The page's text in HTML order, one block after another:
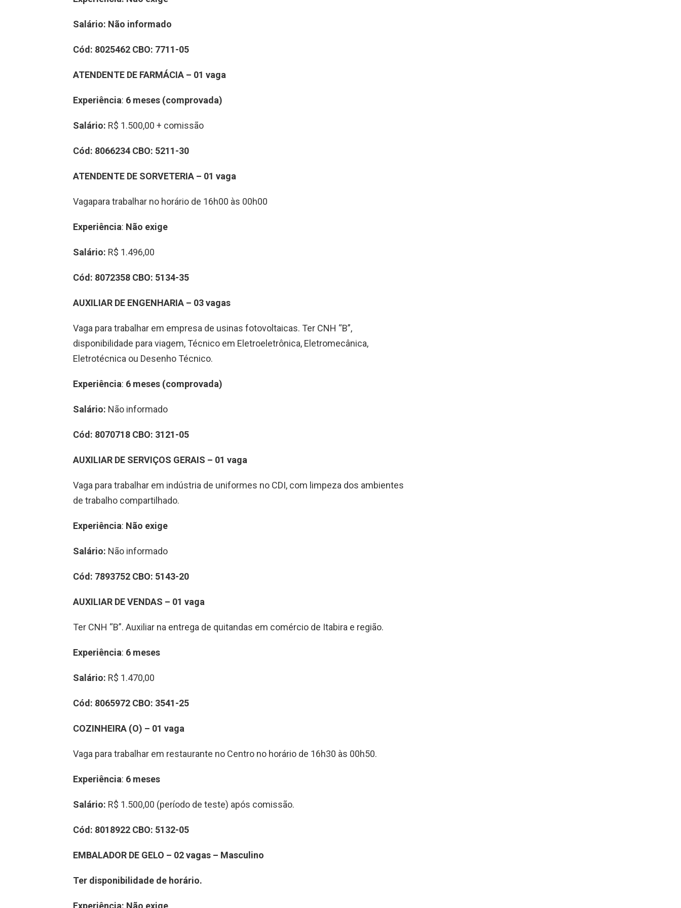
Salário: Não informado
Cód: 8025462 CBO: 7711-05
ATENDENTE DE FARMÁCIA – 01 vaga
Experiência: 6 meses (comprovada)
Salário: R$ 1.500,00 + comissão
Cód: 8066234 CBO: 5211-30
ATENDENTE DE SORVETERIA – 01 vaga
Vagapara trabalhar no horário de 16h00 às 00h00
Experiência: Não exige
Salário: R$ 1.496,00
Cód: 8072358 CBO: 5134-35
AUXILIAR DE ENGENHARIA – 03 vagas
Vaga para trabalhar em empresa de usinas fotovoltaicas. Ter CNH “B”,
disponibilidade para viagem, Técnico em Eletroeletrônica, Eletromecânica,
Eletrotécnica ou Desenho Técnico.
Experiência: 6 meses (comprovada)
Salário: Não informado
Cód: 8070718 CBO: 3121-05
AUXILIAR DE SERVIÇOS GERAIS – 01 vaga
Vaga para trabalhar em indústria de uniformes no CDI, com limpeza dos ambientes
de trabalho compartilhado.
Experiência: Não exige
Salário: Não informado
Cód: 7893752 CBO: 5143-20
AUXILIAR DE VENDAS – 01 vaga
Ter CNH “B”. Auxiliar na entrega de quitandas em comércio de Itabira e região.
Experiência: 6 meses
Salário: R$ 1.470,00
Cód: 8065972 CBO: 3541-25
COZINHEIRA (O) – 01 vaga
Vaga para trabalhar em restaurante no Centro no horário de 16h30 às 00h50.
Experiência: 6 meses
Salário: R$ 1.500,00 (período de teste) após comissão.
Cód: 8018922 CBO: 5132-05
EMBALADOR DE GELO – 02 vagas – Masculino
Ter disponibilidade de horário.
Experiência: Não exige